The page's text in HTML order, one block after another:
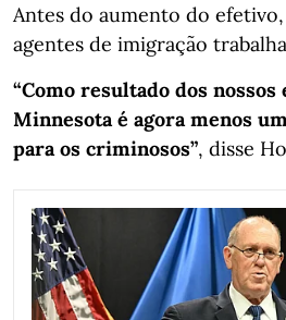
Antes do aumento do
agentes de imigração
“Como resultado dos nossos
Minnesota é agora menos
para os criminosos”, disse